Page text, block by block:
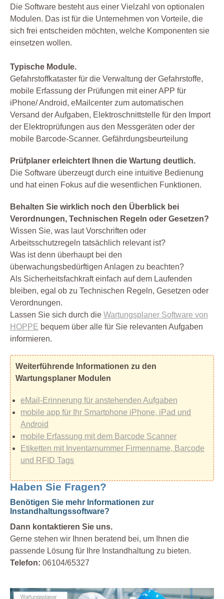
Die Software besteht aus einer Vielzahl von optionalen
Modulen. Das ist für die Unternehmen von Vorteile, die
sich frei entscheiden möchten, welche Komponenten sie
einsetzen wollen.
Typische Module.
Gefahrstoffkataster für die Verwaltung der Gefahrstoffe,
mobile Erfassung der Prüfungen mit einer APP für
iPhone/ Android, eMailcenter zum automatischen
Versand der Aufgaben, Elektroschnittstelle für den Import
der Elektroprüfungen aus den Messgeräten oder der
mobile Barcode-Scanner. Gefährdungsbeurteilung
Prüfplaner erleichtert Ihnen die Wartung deutlich.
Die Software überzeugt durch eine intuitive Bedienung
und hat einen Fokus auf die wesentlichen Funktionen.
Behalten Sie wirklich noch den Überblick bei
Verordnungen, Technischen Regeln oder Gesetzen?
Wissen Sie, was laut Vorschriften oder
Arbeitsschutzregeln tatsächlich relevant ist?
Was ist denn überhaupt bei den
überwachungsbedürftigen Anlagen zu beachten?
Als Sicherheitsfachkraft einfach auf dem Laufenden
bleiben, egal ob zu Technischen Regeln, Gesetzen oder
Verordnungen.
Lassen Sie sich durch die Wartungsplaner Software von
HOPPE bequem über alle für Sie relevanten Aufgaben
informieren.
Weiterführende Informationen zu den
Wartungsplaner Modulen
eMail-Erinnerung für anstehenden Aufgaben
mobile app für Ihr Smartphone iPhone, iPad und
Android
mobile Erfassung mit dem Barcode Scanner
Etiketten mit Inventarnummer Firmenname, Barcode
und RFID Tags
Haben Sie Fragen?
Benötigen Sie mehr Informationen zur
Instandhaltungssoftware?
Dann kontaktieren Sie uns.
Gerne stehen wir Ihnen beratend bei, um Ihnen die
passende Lösung für Ihre Instandhaltung zu bieten.
Telefon: 06104/65327